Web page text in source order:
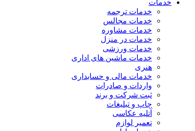
خدمات
خدمات ترجمه
خدمات مجالس
خدمات مشاوره
خدمات در منزل
خدمات ورزشی
خدمات ماشین های اداری
هنری
خدمات مالی و حسابداری
واردات و صادرات
ثبت شرکت و برند
چاپ و تبلیغات
آتلیه عکاسی
تعمیر لوازم